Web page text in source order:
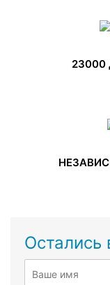
Остались